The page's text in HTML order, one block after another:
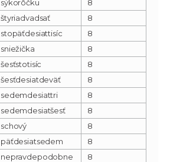
sýkorôčku
8
štyriadvadsať
8
stopäťdesiattisíc
8
sniežička
8
šesťstotisíc
8
šesťdesiatdeväť
8
sedemdesiattri
8
sedemdesiatšesť
8
schový
8
päťdesiatsedem
8
nepravdepodobne
8